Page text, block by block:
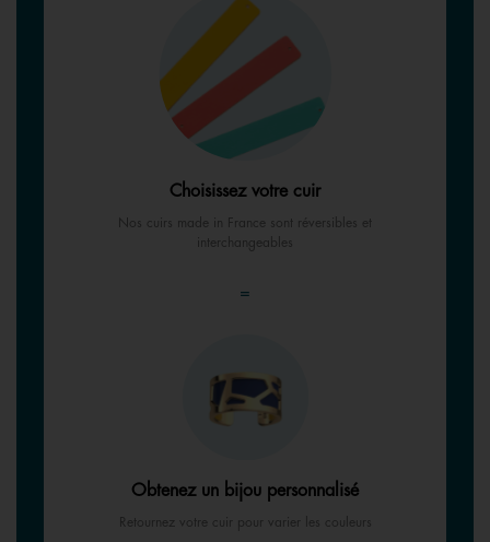
Choisissez votre cuir
Nos cuirs made in France sont réversibles et
interchangeables
=
Obtenez un bijou personnalisé
Retournez votre cuir pour varier les couleurs